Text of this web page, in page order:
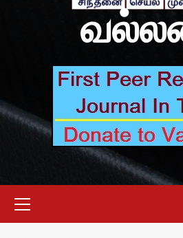
Menu